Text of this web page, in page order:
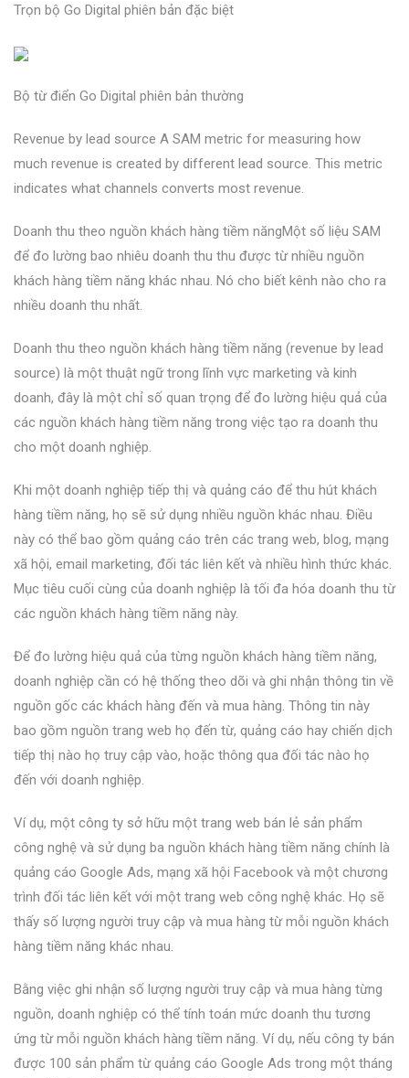
Trọn bộ Go Digital phiên bản đặc biệt
Bộ từ điển Go Digital phiên bản thường
Revenue by lead source A SAM metric for measuring how
much revenue is created by different lead source. This metric
indicates what channels converts most revenue.
Doanh thu theo nguồn khách hàng tiềm năngMột số liệu SAM
để đo lường bao nhiêu doanh thu thu được từ nhiều nguồn
khách hàng tiềm năng khác nhau. Nó cho biết kênh nào cho ra
nhiều doanh thu nhất.
Doanh thu theo nguồn khách hàng tiềm năng (revenue by lead
source) là một thuật ngữ trong lĩnh vực marketing và kinh
doanh, đây là một chỉ số quan trọng để đo lường hiệu quả của
các nguồn khách hàng tiềm năng trong việc tạo ra doanh thu
cho một doanh nghiệp.
Khi một doanh nghiệp tiếp thị và quảng cáo để thu hút khách
hàng tiềm năng, họ sẽ sử dụng nhiều nguồn khác nhau. Điều
này có thể bao gồm quảng cáo trên các trang web, blog, mạng
xã hội, email marketing, đối tác liên kết và nhiều hình thức khác.
Mục tiêu cuối cùng của doanh nghiệp là tối đa hóa doanh thu từ
các nguồn khách hàng tiềm năng này.
Để đo lường hiệu quả của từng nguồn khách hàng tiềm năng,
doanh nghiệp cần có hệ thống theo dõi và ghi nhận thông tin về
nguồn gốc các khách hàng đến và mua hàng. Thông tin này
bao gồm nguồn trang web họ đến từ, quảng cáo hay chiến dịch
tiếp thị nào họ truy cập vào, hoặc thông qua đối tác nào họ
đến với doanh nghiệp.
Ví dụ, một công ty sở hữu một trang web bán lẻ sản phẩm
công nghệ và sử dụng ba nguồn khách hàng tiềm năng chính là
quảng cáo Google Ads, mạng xã hội Facebook và một chương
trình đối tác liên kết với một trang web công nghệ khác. Họ sẽ
thấy số lượng người truy cập và mua hàng từ mỗi nguồn khách
hàng tiềm năng khác nhau.
Bằng việc ghi nhận số lượng người truy cập và mua hàng từng
nguồn, doanh nghiệp có thể tính toán mức doanh thu tương
ứng từ mỗi nguồn khách hàng tiềm năng. Ví dụ, nếu công ty bán
được 100 sản phẩm từ quảng cáo Google Ads trong một tháng